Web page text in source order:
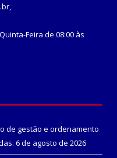
Feira de 08:00 às
de gestão e ordenamento
6 de agosto de 2026